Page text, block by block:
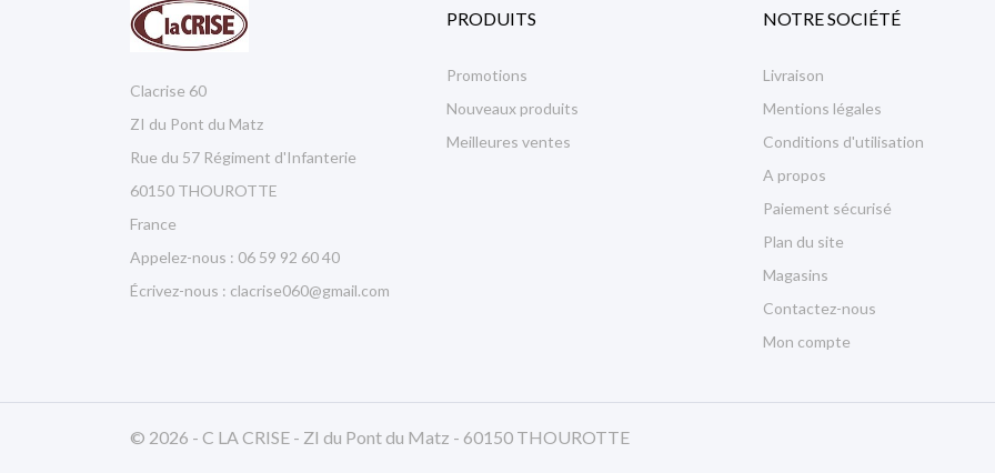
Clacrise 60
ZI du Pont du Matz
Rue du 57 Régiment d'Infanterie
60150 THOUROTTE
France
Appelez-nous : 06 59 92 60 40
Écrivez-nous : clacrise060@gmail.com
PRODUITS
Promotions
Nouveaux produits
Meilleures ventes
NOTRE SOCIÉTÉ
Livraison
Mentions légales
Conditions d'utilisation
A propos
Paiement sécurisé
Plan du site
Magasins
Contactez-nous
Mon compte
© 2026 - C LA CRISE - ZI du Pont du Matz - 60150 THOUROTTE